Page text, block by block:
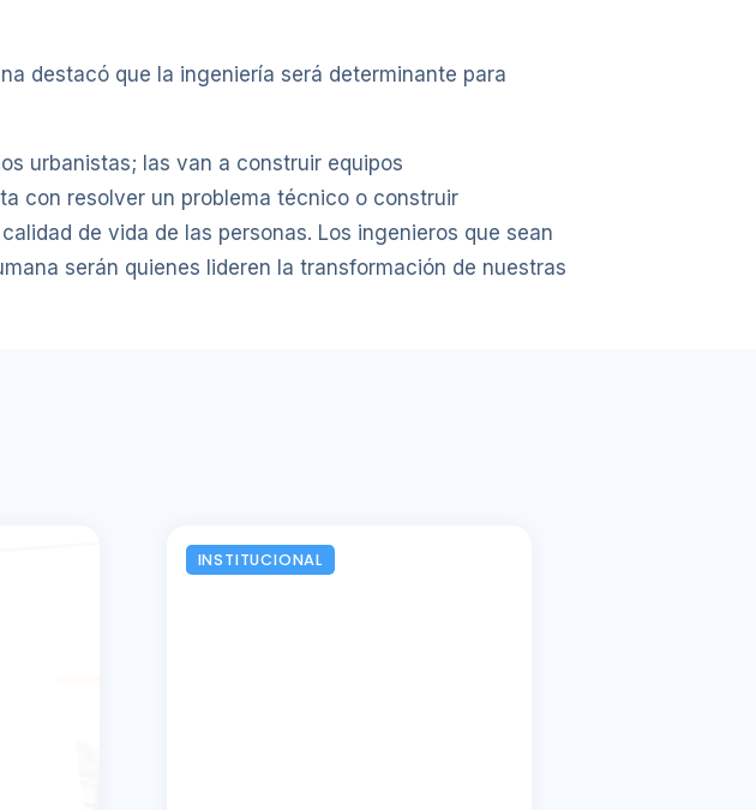
destacó que la ingeniería será determinante para
urbanistas; las van a construir equipos
con resolver un problema técnico o construir
de vida de las personas. Los ingenieros que sean
serán quienes lideren la transformación de nuestras
INSTITUCIONAL